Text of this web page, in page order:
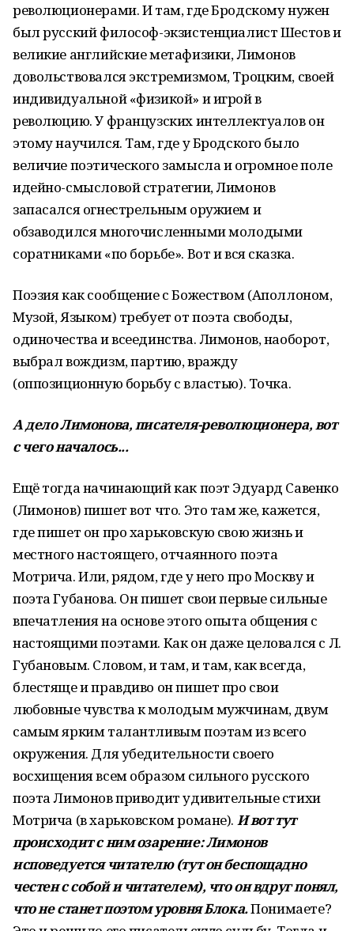
революционерами. И там, где Бродскому нужен
был русский философ-экзистенциалист Шестов и
великие английские метафизики, Лимонов
довольствовался экстремизмом, Троцким, своей
индивидуальной «физикой» и игрой в
революцию. У французских интеллектуалов он
этому научился. Там, где у Бродского было
величие поэтического замысла и огромное поле
идейно-смысловой стратегии, Лимонов
запасался огнестрельным оружием и
обзаводился многочисленными молодыми
соратниками «по борьбе». Вот и вся сказка.
Поэзия как сообщение с Божеством (Аполлоном,
Музой, Языком) требует от поэта свободы,
одиночества и всеединства. Лимонов, наоборот,
выбрал вождизм, партию, вражду
(оппозиционную борьбу с властью). Точка.
А дело Лимонова, писателя-революционера, вот
с чего началось...
Ещё тогда начинающий как поэт Эдуард Савенко
(Лимонов) пишет вот что. Это там же, кажется,
где пишет он про харьковскую свою жизнь и
местного настоящего, отчаянного поэта
Мотрича. Или, рядом, где у него про Москву и
поэта Губанова. Он пишет свои первые сильные
впечатления на основе этого опыта общения с
настоящими поэтами. Как он даже целовался с Л.
Губановым. Словом, и там, и там, как всегда,
блестяще и правдиво он пишет про свои
любовные чувства к молодым мужчинам, двум
самым ярким талантливым поэтам из всего
окружения. Для убедительности своего
восхищения всем образом сильного русского
поэта Лимонов приводит удивительные стихи
Мотрича (в харьковском романе). И вот тут
происходит с ним озарение: Лимонов
исповедуется читателю (тут он беспощадно
честен с собой и читателем), что он вдруг понял,
что не станет поэтом уровня Блока.Понимаете?